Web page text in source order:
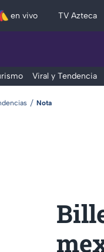
en vivo TV Azteca
Viral y Tendencia
Nota